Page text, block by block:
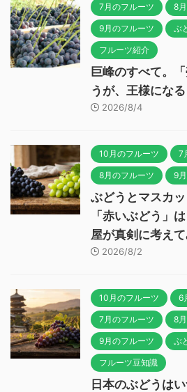
7月のフルーツ 8
9月のフルーツ ぶ
フルーツ紹介
巨峰のすべて。
うが、王様にな
2026/8/4
10月のフルーツ 7
8月のフルーツ 9
ぶどうとマスカ
「赤いぶどう」
屋が真剣に考え
2026/8/2
10月のフルーツ 6
7月のフルーツ 8
9月のフルーツ ぶ
フルーツ豆知識
日本のぶどうは